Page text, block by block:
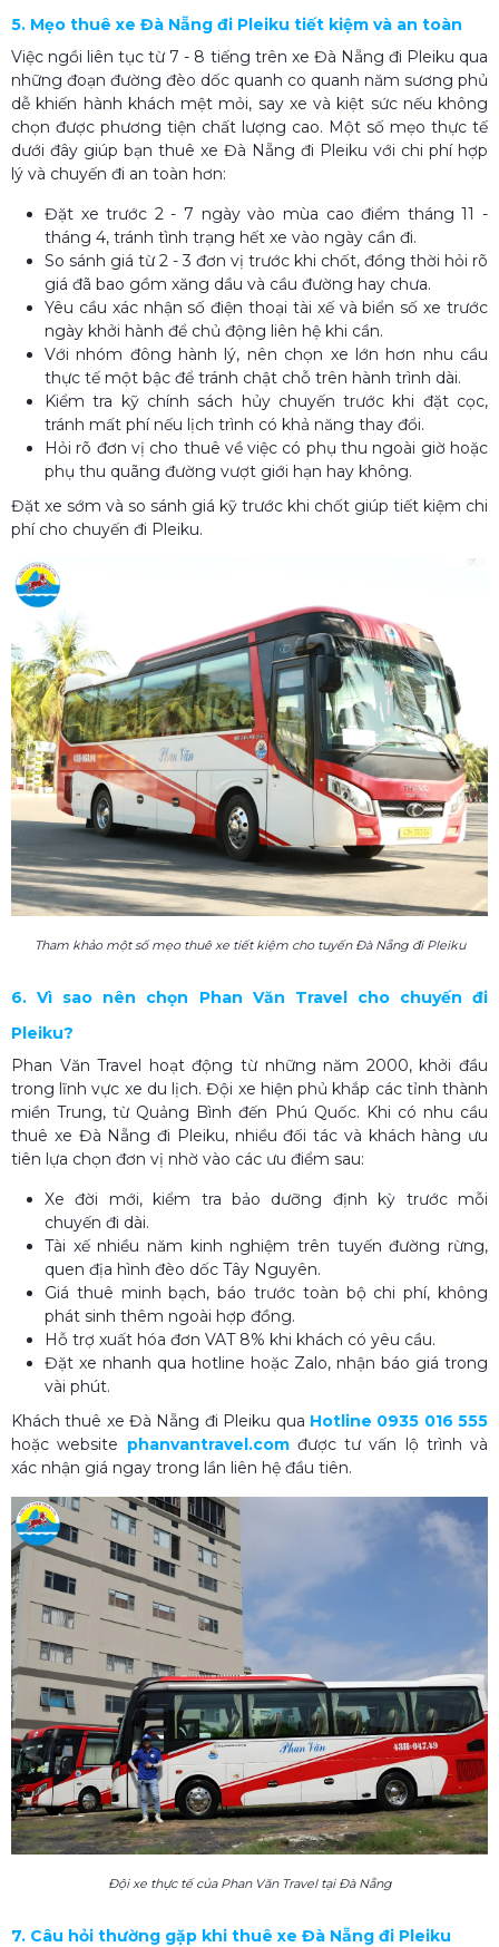
5. Mẹo thuê xe Đà Nẵng đi Pleiku tiết kiệm và an toàn
Việc ngồi liên tục từ 7 - 8 tiếng trên xe Đà Nẵng đi Pleiku qua
những đoạn đường đèo dốc quanh co quanh năm sương phủ
dễ khiến hành khách mệt mỏi, say xe và kiệt sức nếu không
chọn được phương tiện chất lượng cao. Một số mẹo thực tế
dưới đây giúp bạn thuê xe Đà Nẵng đi Pleiku với chi phí hợp
lý và chuyến đi an toàn hơn:
Đặt xe trước 2 - 7 ngày vào mùa cao điểm tháng 11 -
tháng 4, tránh tình trạng hết xe vào ngày cần đi.
So sánh giá từ 2 - 3 đơn vị trước khi chốt, đồng thời hỏi rõ
giá đã bao gồm xăng dầu và cầu đường hay chưa.
Yêu cầu xác nhận số điện thoại tài xế và biển số xe trước
ngày khởi hành để chủ động liên hệ khi cần.
Với nhóm đông hành lý, nên chọn xe lớn hơn nhu cầu
thực tế một bậc để tránh chật chỗ trên hành trình dài.
Kiểm tra kỹ chính sách hủy chuyến trước khi đặt cọc,
tránh mất phí nếu lịch trình có khả năng thay đổi.
Hỏi rõ đơn vị cho thuê về việc có phụ thu ngoài giờ hoặc
phụ thu quãng đường vượt giới hạn hay không.
Đặt xe sớm và so sánh giá kỹ trước khi chốt giúp tiết kiệm chi
phí cho chuyến đi Pleiku.
Tham khảo một số mẹo thuê xe tiết kiệm cho tuyến Đà Nẵng đi Pleiku
6. Vì sao nên chọn Phan Văn Travel cho chuyến đi
Pleiku?
Phan Văn Travel hoạt động từ những năm 2000, khởi đầu
trong lĩnh vực xe du lịch. Đội xe hiện phủ khắp các tỉnh thành
miền Trung, từ Quảng Bình đến Phú Quốc. Khi có nhu cầu
thuê xe Đà Nẵng đi Pleiku, nhiều đối tác và khách hàng ưu
tiên lựa chọn đơn vị nhờ vào các ưu điểm sau:
Xe đời mới, kiểm tra bảo dưỡng định kỳ trước mỗi
chuyến đi dài.
Tài xế nhiều năm kinh nghiệm trên tuyến đường rừng,
quen địa hình đèo dốc Tây Nguyên.
Giá thuê minh bạch, báo trước toàn bộ chi phí, không
phát sinh thêm ngoài hợp đồng.
Hỗ trợ xuất hóa đơn VAT 8% khi khách có yêu cầu.
Đặt xe nhanh qua hotline hoặc Zalo, nhận báo giá trong
vài phút.
Khách thuê xe Đà Nẵng đi Pleiku qua Hotline 0935 016 555
hoặc website phanvantravel.comđược tư vấn lộ trình và
xác nhận giá ngay trong lần liên hệ đầu tiên.
Đội xe thực tế của Phan Văn Travel tại Đà Nẵng
7. Câu hỏi thường gặp khi thuê xe Đà Nẵng đi Pleiku